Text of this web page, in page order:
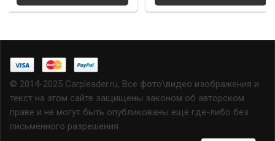
© 2014-2025 Carpleader.ru, Все фото\видео изображения и
текст на этом сайте защищены законом об авторском
праве и не могут быть опубликованы ещё где-либо без
письменного разрешения.